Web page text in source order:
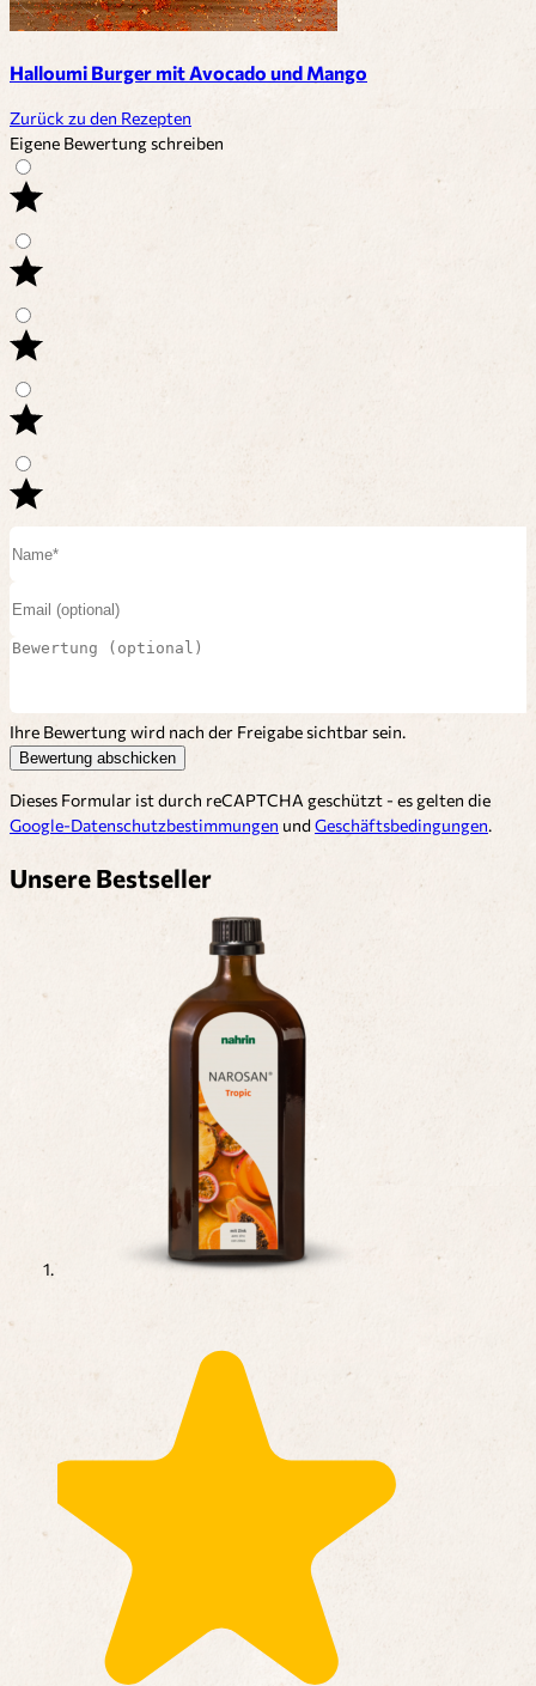
Halloumi Burger mit Avocado und Mango
Zurück zu den Rezepten
Eigene Bewertung schreiben
Ihre Bewertung wird nach der Freigabe sichtbar sein.
Bewertung abschicken
Dieses Formular ist durch reCAPTCHA geschützt - es gelten die
Google-Datenschutzbestimmungen und Geschäftsbedingungen.
Unsere Bestseller